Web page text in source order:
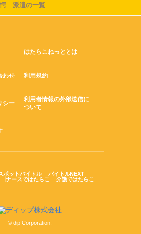
派遣の一覧
はたらこねっととは
わせ 利用規約
シー
利用者情報の外部送信に
ついて
ポットバイトル
バイトルNEXT
ナースではたらこ 介護ではたらこ
© dip Corporation.